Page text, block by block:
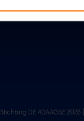
DE 4DAAGSE 2026 |